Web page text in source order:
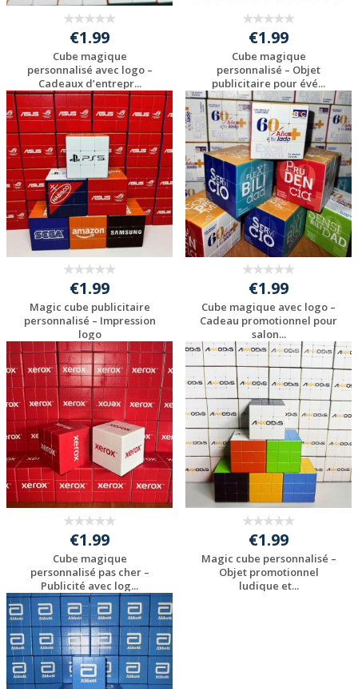
€1.99
Cube magique
personnalisé avec logo –
Cadeaux d’entrepr...
Personnaliser avec
votre logo
€1.99
Cube magique
personnalisé – Objet
publicitaire pour évé...
Personnaliser avec
votre logo
€1.99
Magic cube publicitaire
personnalisé – Impression
logo
Personnaliser avec
votre logo
€1.99
Cube magique avec logo –
Cadeau promotionnel pour
salon...
Personnaliser avec
votre logo
€1.99
Cube magique
personnalisé pas cher –
Publicité avec log...
Personnaliser avec
votre logo
€1.99
Magic cube personnalisé –
Objet promotionnel
ludique et...